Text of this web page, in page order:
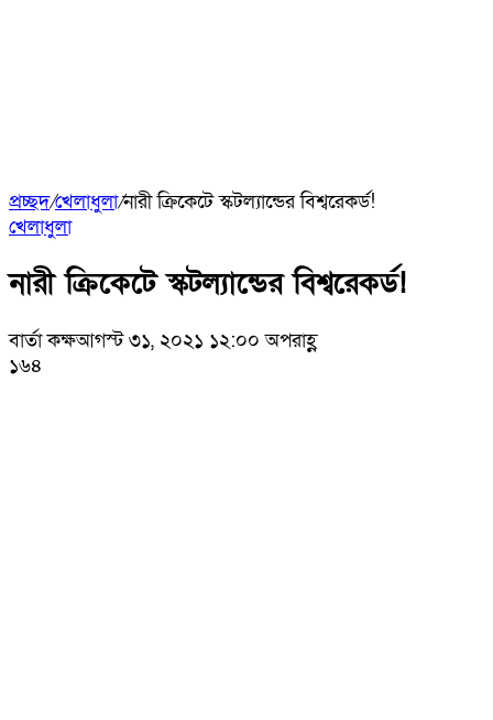
প্রচ্ছদ/খেলাধুলা/নারী ক্রিকেটে স্কটল্যান্ডের বিশ্বরেকর্ড!
খেলাধুলা
নারী ক্রিকেটে স্কটল্যান্ডের বিশ্বরেকর্ড!
বার্তা কক্ষআগস্ট ৩১, ২০২১ ১২:০০ অপরাহ্ণ
১৬৪